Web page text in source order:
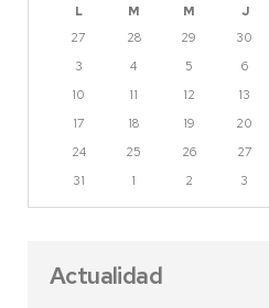
L M M J
27
28 29 30
3
4 5 6
10
11 12 13
17
18 19 20
24
25 26 27
31
1 2 3
Actualidad